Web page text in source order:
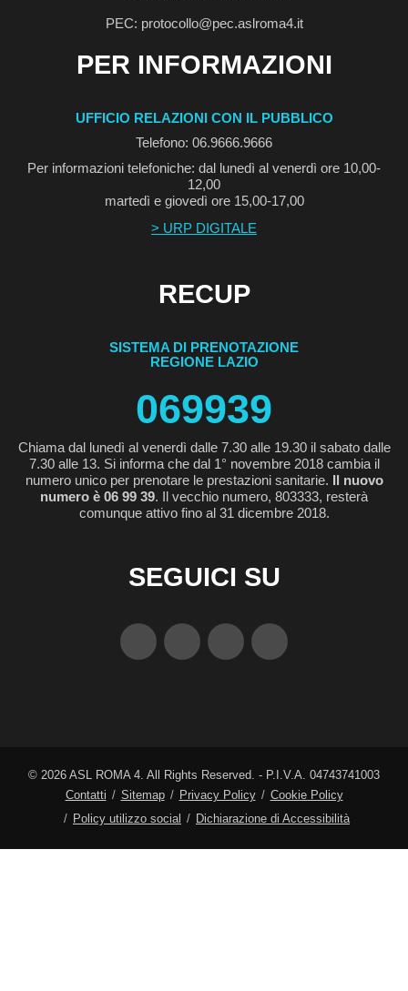
PEC: protocollo@pec.aslroma4.it
PER INFORMAZIONI
UFFICIO RELAZIONI CON IL PUBBLICO
Telefono: 06.9666.9666
Per informazioni telefoniche: dal lunedì al venerdì ore 10,00-
12,00
martedì e giovedì ore 15,00-17,00
> URP DIGITALE
RECUP
SISTEMA DI PRENOTAZIONE
REGIONE LAZIO
069939
Chiama dal lunedì al venerdì dalle 7.30 alle 19.30 il sabato dalle
7.30 alle 13. Si informa che dal 1° novembre 2018 cambia il
numero unico per prenotare le prestazioni sanitarie. Il nuovo
numero è 06 99 39. Il vecchio numero, 803333, resterà
comunque attivo fino al 31 dicembre 2018.
SEGUICI SU
© 2026 ASL ROMA 4. All Rights Reserved. - P.I.V.A. 04743741003
Contatti
Sitemap Privacy Policy
Cookie Policy
Policy utilizzo social
Dichiarazione di Accessibilità